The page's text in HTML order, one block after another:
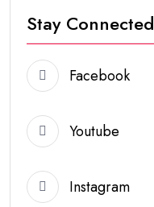
Stay Connected
Facebook
Youtube
Instagram